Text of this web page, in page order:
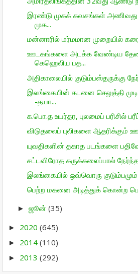
இரண்டு முகக் கவசங்கள்
முக...
மன்னாரில் மர்மமான முறையில்
ஊடகங்களை அடக்க வேண்டிய
கெஹெலிய பத...
அதிகாலையில் குடும்பஸ்தருக்கு
இலங்கையின் கடனை செலுத்தி
-தயா...
க.பொ.த உயர்தர, புலமைப் பரிசில்
விடுதலைப் புலிகளை ஆதரிக்கும்
யுவதிகளின் தகாத படங்களை
சட்டவிரோத கருக்கலைப்பால் நேர்ந்த
இலங்கையில் ஒவ்வொரு
பெற்ற மகனை அடித்துக் கொன்ற
► ஜூன் (35)
► 2020 (645)
► 2014 (110)
► 2013 (292)